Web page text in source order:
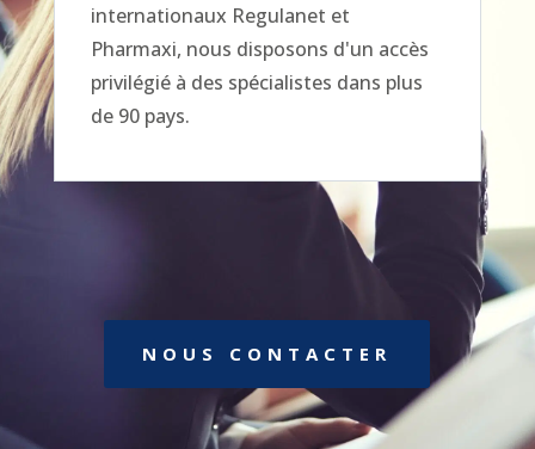
internationaux Regulanet et
Pharmaxi, nous disposons d'un accès
privilégié à des spécialistes dans plus
de 90 pays.
NOUS CONTACTER